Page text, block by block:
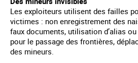
Les exploiteurs utilisent des failles
victimes : non enregistrement des
faux documents, utilisation d’alias
pour le passage des frontières,
des mineurs.